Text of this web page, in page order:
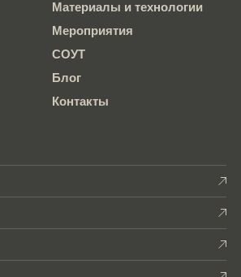
Материалы и технологии
Мероприятия
СОУТ
Блог
Контакты